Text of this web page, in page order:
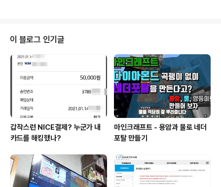
때였는지 귀찮아서 대충 신청 했었는지 모르겠지만 위치가
사진 찍은 위치 그대로이다. 드디어 Seer 1 마지막 메달을
획득하려면 5,000개나 등록 성공 해야 된다니... 하루에
한 개씩 신청 해서 100% 승인 나도 10년 이상;;
이 블로그 인기글
갑작스런 NICE결제? 누군가 내
카드를 해킹했나?
마인크래프트 - 용암과 물로 네더
포탈 만들기